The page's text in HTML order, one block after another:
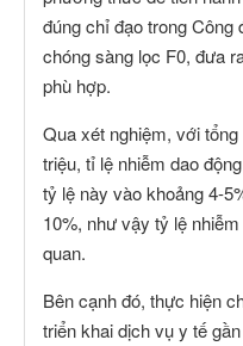
đúng chỉ đạo trong Công
chóng sàng lọc F0, đưa
phù hợp.
Qua xét nghiệm, với
triệu, tỉ lệ nhiễm dao
tỷ lệ này vào khoảng 4-
10%, như vậy tỷ lệ
quan.
Bên cạnh đó, thực hiện
triển khai dịch vụ y tế